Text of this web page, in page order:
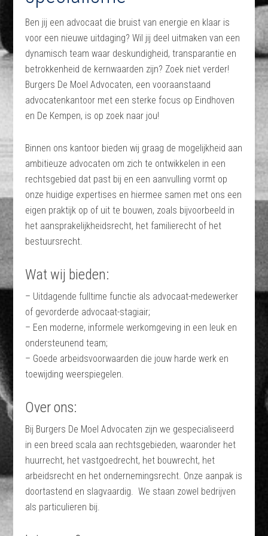
Ben jij een advocaat die bruist van energie en klaar is
voor een nieuwe uitdaging? Wil jij deel uitmaken van een
dynamisch team waar deskundigheid, transparantie en
betrokkenheid de kernwaarden zijn? Zoek niet verder!
Burgers De Moel Advocaten, een vooraanstaand
advocatenkantoor met een sterke focus op Eindhoven
en De Kempen, is op zoek naar jou!
Binnen ons kantoor bieden wij graag de mogelijkheid aan
ambitieuze advocaten om zich te ontwikkelen in een
rechtsgebied dat past bij en een aanvulling vormt op
onze huidige expertises en hiermee samen met ons een
eigen praktijk op of uit te bouwen, zoals bijvoorbeeld in
het aansprakelijkheidsrecht, het familierecht of het
bestuursrecht.
Wat wij bieden:
– Uitdagende fulltime functie als advocaat-medewerker
of gevorderde advocaat-stagiair;
– Een moderne, informele werkomgeving in een leuk en
ondersteunend team;
– Goede arbeidsvoorwaarden die jouw harde werk en
toewijding weerspiegelen.
Over ons:
Bij Burgers De Moel Advocaten zijn we gespecialiseerd
in een breed scala aan rechtsgebieden, waaronder het
huurrecht, het vastgoedrecht, het bouwrecht, het
arbeidsrecht en het ondernemingsrecht. Onze aanpak is
doortastend en slagvaardig. We staan zowel bedrijven
als particulieren bij.